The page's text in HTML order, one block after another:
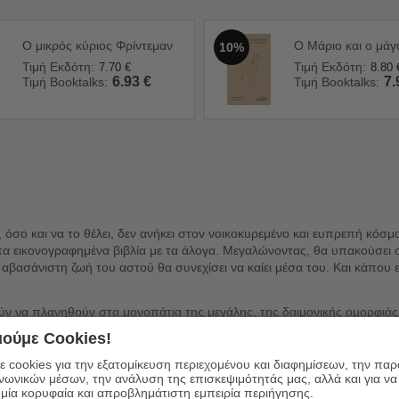
Ο μικρός κύριος Φρίντεμαν
Τιμή Εκδότη: 7.70 €
Τιμή Booktalks: 6.93 €
10%
Ο Μάριο και ο
Τιμή Εκδότη: 8.80
Τιμή Booktalks:
όσο και να το θέλει, δεν ανήκει στον νοικοκυρεμένο και ευπρεπή
βιβλία με τα άλογα. Μεγαλώνοντας, θα
ζωή του αστού θα συνεχίσει να καίει μέσα του. Και
πλανηθούν στα μονοπάτια της μεγάλης, της δαιμονικής
αυτή η τόσο αστική αγάπη μου για καθετί ανθρώπινο,
η αγάπη που, κατά τας Γραφάς, ακόμα κι αν μιλάς όλες τις
Cookies!
cookies για την εξατομίκευση περιεχομένου και διαφημίσεων, την
μέσων, την ανάλυση της επισκεψιμότητάς μας, αλλά και για
κορυφαία και απροβλημάτιστη εμπειρία περιήγησης.